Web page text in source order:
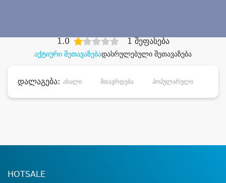
აქტიური შეთავაზებადასრულებული შეთავაზება
1.0 1 შეფასება
დალაგება: ახალი მთავრდება პოპულარული
HOTSALE